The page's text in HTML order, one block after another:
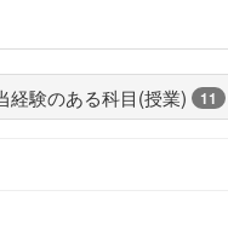
経験のある科目(授業) 11